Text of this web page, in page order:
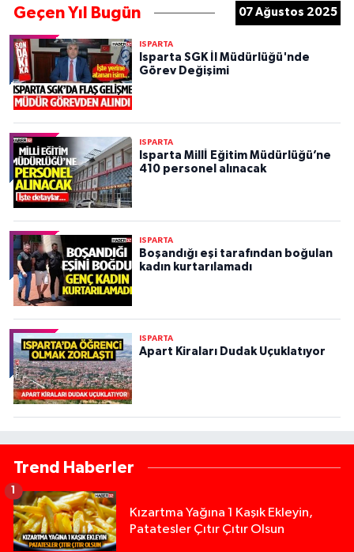
Geçen Yıl Bugün 07 Ağustos 2025
ISPARTA
Isparta SGK İl Müdürlüğü'nde
Görev Değişimi
ISPARTA
Isparta Millİ Eğitim Müdürlüğü’ne
410 personel alınacak
ISPARTA
Boşandığı eşi tarafından boğulan
kadın kurtarılamadı
ISPARTA
Apart Kiraları Dudak Uçuklatıyor
Trend Haberler
Kızartma Yağına 1 Kaşık Ekleyin,
Patatesler Çıtır Çıtır Olsun
1